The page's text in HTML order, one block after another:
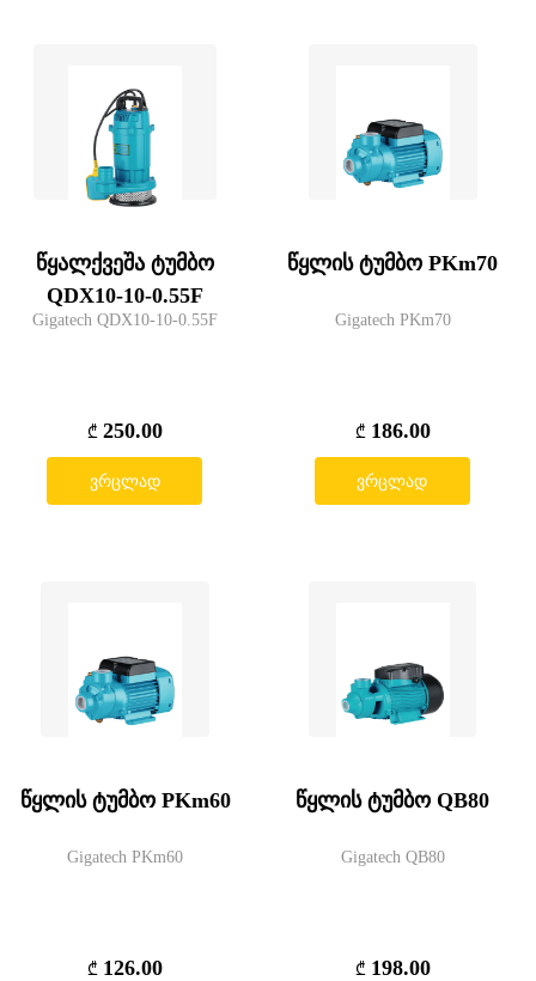
წყალქვეშა ტუმბო
QDX10-10-0.55F
Gigatech QDX10-10-0.55F
₾ 250.00
ვრცლად
წყლის ტუმბო PKm70
Gigatech PKm70
₾ 186.00
ვრცლად
წყლის ტუმბო PKm60
Gigatech PKm60
₾ 126.00
წყლის ტუმბო QB80
Gigatech QB80
₾ 198.00